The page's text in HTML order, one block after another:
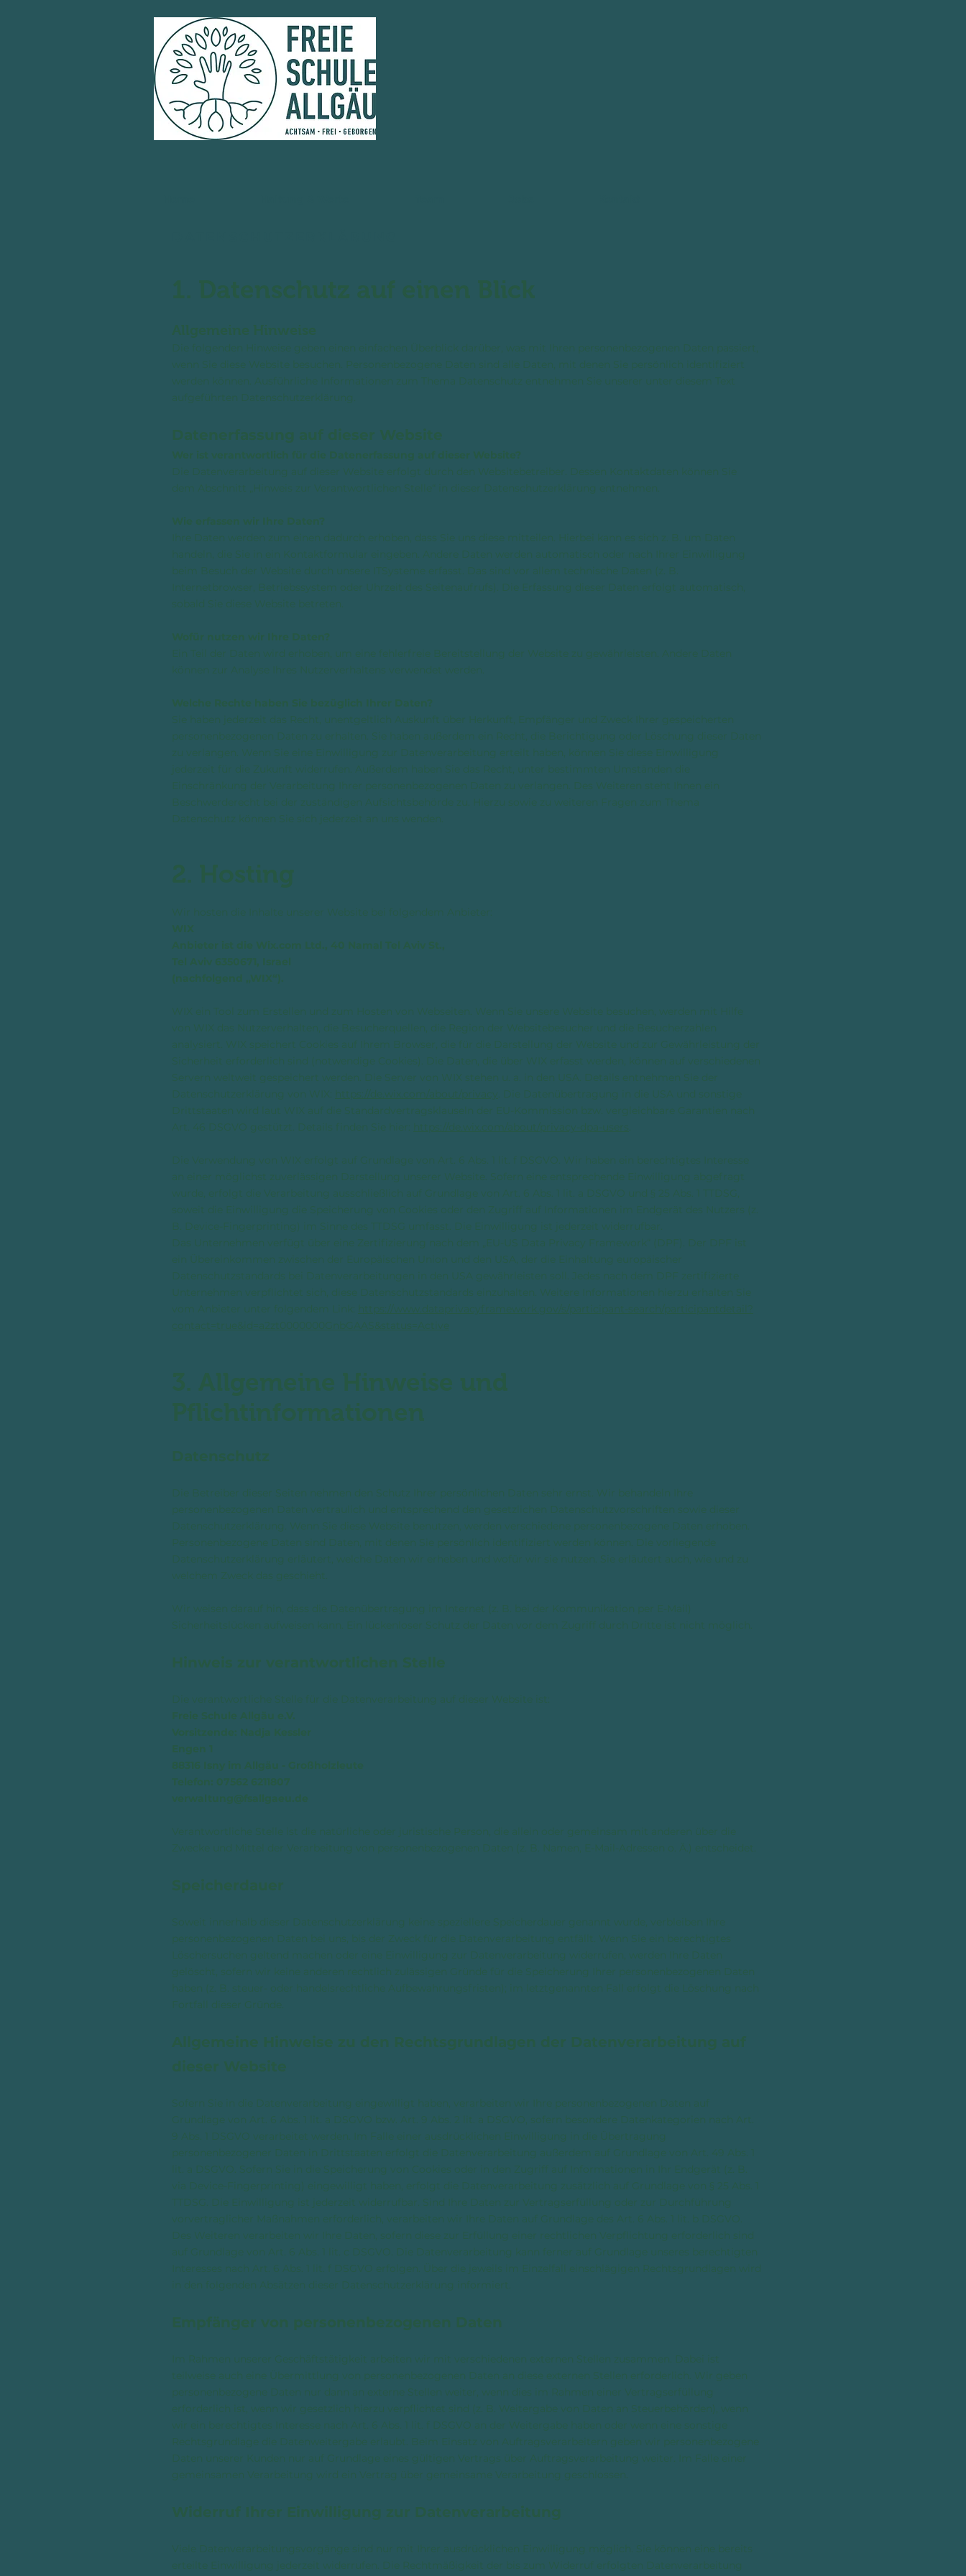
1. Datenschutz auf einen Blick
Allgemeine Hinweise
Die folgenden Hinweise geben einen einfachen Überblick darüber, was mit Ihren personenbezogenen Daten passiert,
wenn Sie diese Website besuchen. Personenbezogene Daten sind alle Daten, mit denen Sie persönlich identifiziert
werden können. Ausführliche Informationen zum Thema Datenschutz entnehmen Sie unserer unter diesem Text
aufgeführten Datenschutzerklärung.
Datenerfassung auf dieser Website
Wer ist verantwortlich für die Datenerfassung auf dieser Website?
Die Datenverarbeitung auf dieser Website erfolgt durch den Websitebetreiber. Dessen Kontaktdaten können Sie
dem Abschnitt „Hinweis zur Verantwortlichen Stelle“ in dieser Datenschutzerklärung entnehmen.
Wie erfassen wir Ihre Daten?
Ihre Daten werden zum einen dadurch erhoben, dass Sie uns diese mitteilen. Hierbei kann es sich z. B. um Daten
handeln, die Sie in ein Kontaktformular eingeben. Andere Daten werden automatisch oder nach Ihrer Einwilligung
beim Besuch der Website durch unsere ITSysteme erfasst. Das sind vor allem technische Daten (z. B.
Internetbrowser, Betriebssystem oder Uhrzeit des Seitenaufrufs). Die Erfassung dieser Daten erfolgt automatisch,
sobald Sie diese Website betreten.
Wofür nutzen wir Ihre Daten?
Ein Teil der Daten wird erhoben, um eine fehlerfreie Bereitstellung der Website zu gewährleisten. Andere Daten
können zur Analyse Ihres Nutzerverhaltens verwendet werden.
Welche Rechte haben Sie bezüglich Ihrer Daten?
Sie haben jederzeit das Recht, unentgeltlich Auskunft über Herkunft, Empfänger und Zweck Ihrer gespeicherten
personenbezogenen Daten zu erhalten. Sie haben außerdem ein Recht, die Berichtigung oder Löschung dieser Daten
zu verlangen. Wenn Sie eine Einwilligung zur Datenverarbeitung erteilt haben, können Sie diese Einwilligung
jederzeit für die Zukunft widerrufen. Außerdem haben Sie das Recht, unter bestimmten Umständen die
Einschränkung der Verarbeitung Ihrer personenbezogenen Daten zu verlangen. Des Weiteren steht Ihnen ein
Beschwerderecht bei der zuständigen Aufsichtsbehörde zu. Hierzu sowie zu weiteren Fragen zum Thema
Datenschutz können Sie sich jederzeit an uns wenden.
2. Hosting
Wir hosten die Inhalte unserer Website bei folgendem Anbieter:
WIX
Anbieter ist die Wix.com Ltd., 40 Namal Tel Aviv St.,
Tel Aviv 6350671, Israel
(nachfolgend „WIX“).
WIX ein Tool zum Erstellen und zum Hosten von Webseiten. Wenn Sie unsere Website besuchen, werden mit Hilfe
von WIX das Nutzerverhalten, die Besucherquellen, die Region der Websitebesucher und die Besucherzahlen
analysiert. WIX speichert Cookies auf Ihrem Browser, die für die Darstellung der Website und zur Gewährleistung der
Sicherheit erforderlich sind (notwendige Cookies). Die Daten, die über WIX erfasst werden, können auf verschiedenen
Servern weltweit gespeichert werden. Die Server von WIX stehen u. a. in den USA. Details entnehmen Sie der
Datenschutzerklärung von WIX:
https://de.wix.com/about/privacy . Die Datenübertragung in die USA und sonstige
Drittstaaten wird laut WIX auf die Standardvertragsklauseln der EU-Kommission bzw. vergleichbare Garantien nach
Art. 46 DSGVO gestützt. Details finden Sie hier:
https://de.wix.com/about/privacy-dpa-users .
Die Verwendung von WIX erfolgt auf Grundlage von Art. 6 Abs. 1 lit. f DSGVO. Wir haben ein berechtigtes Interesse
an einer möglichst zuverlässigen Darstellung unserer Website. Sofern eine entsprechende Einwilligung abgefragt
wurde, erfolgt die Verarbeitung ausschließlich auf Grundlage von Art. 6 Abs. 1 lit. a DSGVO und § 25 Abs. 1 TTDSG,
soweit die Einwilligung die Speicherung von Cookies oder den Zugriff auf Informationen im Endgerät des Nutzers (z.
B. Device-Fingerprinting) im Sinne des TTDSG umfasst. Die Einwilligung ist jederzeit widerrufbar.
Das Unternehmen verfügt über eine Zertifizierung nach dem „EU-US Data Privacy Framework“ (DPF). Der DPF ist
ein Übereinkommen zwischen der Europäischen Union und den USA, der die Einhaltung europäischer
Datenschutzstandards bei Datenverarbeitungen in den USA gewährleisten soll. Jedes nach dem DPF zertifizierte
Unternehmen verpflichtet sich, diese Datenschutzstandards einzuhalten. Weitere Informationen hierzu erhalten Sie
vom Anbieter unter folgendem Link:
https://www.dataprivacyframework.gov/s/participant-search/participantdetail?
contact=true&id=a2zt0000000GnbGAAS&status=Active
3. Allgemeine Hinweise und
Pflichtinformationen
Datenschutz
Die Betreiber dieser Seiten nehmen den Schutz Ihrer persönlichen Daten sehr ernst. Wir behandeln Ihre
personenbezogenen Daten vertraulich und entsprechend den gesetzlichen Datenschutzvorschriften sowie dieser
Datenschutzerklärung. Wenn Sie diese Website benutzen, werden verschiedene personenbezogene Daten erhoben.
Personenbezogene Daten sind Daten, mit denen Sie persönlich identifiziert werden können. Die vorliegende
Datenschutzerklärung erläutert, welche Daten wir erheben und wofür wir sie nutzen. Sie erläutert auch, wie und zu
welchem Zweck das geschieht.
Wir weisen darauf hin, dass die Datenübertragung im Internet (z. B. bei der Kommunikation per E-Mail)
Sicherheitslücken aufweisen kann. Ein lückenloser Schutz der Daten vor dem Zugriff durch Dritte ist nicht möglich.
Hinweis zur verantwortlichen Stelle
Die verantwortliche Stelle für die Datenverarbeitung auf dieser Website ist:
Freie Schule Allgäu e.V.
Vorsitzende: Nadja Kessler
​Engen 1
88316 Isny im Allgäu - Großholzleute
Telefon: 07562 6211807
verwaltung@fsallgaeu.de
Verantwortliche Stelle ist die natürliche oder juristische Person, die allein oder gemeinsam mit anderen über die
Zwecke und Mittel der Verarbeitung von personenbezogenen Daten (z. B. Namen, E-Mail-Adressen o. Ä.) entscheidet.
Speicherdauer
Soweit innerhalb dieser Datenschutzerklärung keine speziellere Speicherdauer genannt wurde, verbleiben Ihre
personenbezogenen Daten bei uns, bis der Zweck für die Datenverarbeitung entfällt. Wenn Sie ein berechtigtes
Löschersuchen geltend machen oder eine Einwilligung zur Datenverarbeitung widerrufen, werden Ihre Daten
gelöscht, sofern wir keine anderen rechtlich zulässigen Gründe für die Speicherung Ihrer personenbezogenen Daten
haben (z. B. steuer- oder handelsrechtliche Aufbewahrungsfristen); im letztgenannten Fall erfolgt die Löschung nach
Fortfall dieser Gründe.
Allgemeine Hinweise zu den Rechtsgrundlagen der Datenverarbeitung auf
dieser Website
Sofern Sie in die Datenverarbeitung eingewilligt haben, verarbeiten wir Ihre personenbezogenen Daten auf
Grundlage von Art. 6 Abs. 1 lit. a DSGVO bzw. Art. 9 Abs. 2 lit. a DSGVO, sofern besondere Datenkategorien nach Art.
9 Abs. 1 DSGVO verarbeitet werden. Im Falle einer ausdrücklichen Einwilligung in die Übertragung
personenbezogener Daten in Drittstaaten erfolgt die Datenverarbeitung außerdem auf Grundlage von Art. 49 Abs. 1
lit. a DSGVO. Sofern Sie in die Speicherung von Cookies oder in den Zugriff auf Informationen in Ihr Endgerät (z. B.
via Device-Fingerprinting) eingewilligt haben, erfolgt die Datenverarbeitung zusätzlich auf Grundlage von § 25 Abs. 1
TTDSG. Die Einwilligung ist jederzeit widerrufbar. Sind Ihre Daten zur Vertragserfüllung oder zur Durchführung
vorvertraglicher Maßnahmen erforderlich, verarbeiten wir Ihre Daten auf Grundlage des Art. 6 Abs. 1 lit. b DSGVO.
Des Weiteren verarbeiten wir Ihre Daten, sofern diese zur Erfüllung einer rechtlichen Verpflichtung erforderlich sind
auf Grundlage von Art. 6 Abs. 1 lit. c DSGVO. Die Datenverarbeitung kann ferner auf Grundlage unseres berechtigten
Interesses nach Art. 6 Abs. 1 lit. f DSGVO erfolgen. Über die jeweils im Einzelfall einschlägigen Rechtsgrundlagen wird
in den folgenden Absätzen dieser Datenschutzerklärung informiert.
Empfänger von personenbezogenen Daten
Im Rahmen unserer Geschäftstätigkeit arbeiten wir mit verschiedenen externen Stellen zusammen. Dabei ist
teilweise auch eine Übermittlung von personenbezogenen Daten an diese externen Stellen erforderlich. Wir geben
personenbezogene Daten nur dann an externe Stellen weiter, wenn dies im Rahmen einer Vertragserfüllung
erforderlich ist, wenn wir gesetzlich hierzu verpflichtet sind (z. B. Weitergabe von Daten an Steuerbehörden), wenn
wir ein berechtigtes Interesse nach Art. 6 Abs. 1 lit. f DSGVO an der Weitergabe haben oder wenn eine sonstige
Rechtsgrundlage die Datenweitergabe erlaubt. Beim Einsatz von Auftragsverarbeitern geben wir personenbezogene
Daten unserer Kunden nur auf Grundlage eines gültigen Vertrags über Auftragsverarbeitung weiter. Im Falle einer
gemeinsamen Verarbeitung wird ein Vertrag über gemeinsame Verarbeitung geschlossen.
Widerruf Ihrer Einwilligung zur Datenverarbeitung
Viele Datenverarbeitungsvorgänge sind nur mit Ihrer ausdrücklichen Einwilligung möglich. Sie können eine bereits
erteilte Einwilligung jederzeit widerrufen. Die Rechtmäßigkeit der bis zum Widerruf erfolgten Datenverarbeitung